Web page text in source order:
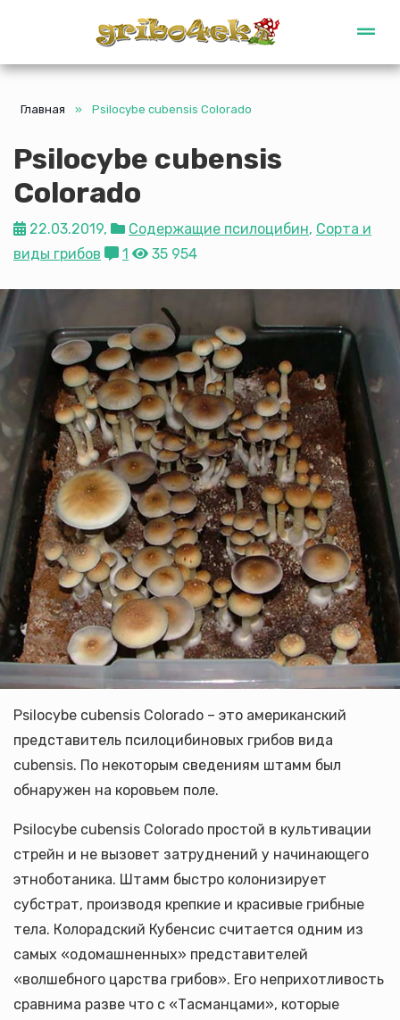
Gribo4ek
Главная » Psilocybe cubensis Colorado
Psilocybe cubensis
Colorado
22.03.2019, Содержащие псилоцибин, Сорта и
виды грибов
1 35 954
Psilocybe cubensis Colorado – это американский
представитель псилоцибиновых грибов вида
cubensis. По некоторым сведениям штамм был
обнаружен на коровьем поле.
Psilocybe cubensis Colorado простой в культивации
стрейн и не вызовет затруднений у начинающего
этноботаника. Штамм быстро колонизирует
субстрат, производя крепкие и красивые грибные
тела. Колорадский Кубенсис считается одним из
самых «одомашненных» представителей
«волшебного царства грибов». Его неприхотливость
сравнима разве что с «Тасманцами», которые